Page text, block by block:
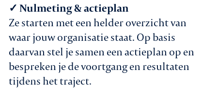
✓ Nulmeting & actieplan
Ze starten met een helder overzicht van
waar jouw organisatie staat. Op basis
daarvan stel je samen een actieplan op en
bespreken je de voortgang en resultaten
tijdens het traject.